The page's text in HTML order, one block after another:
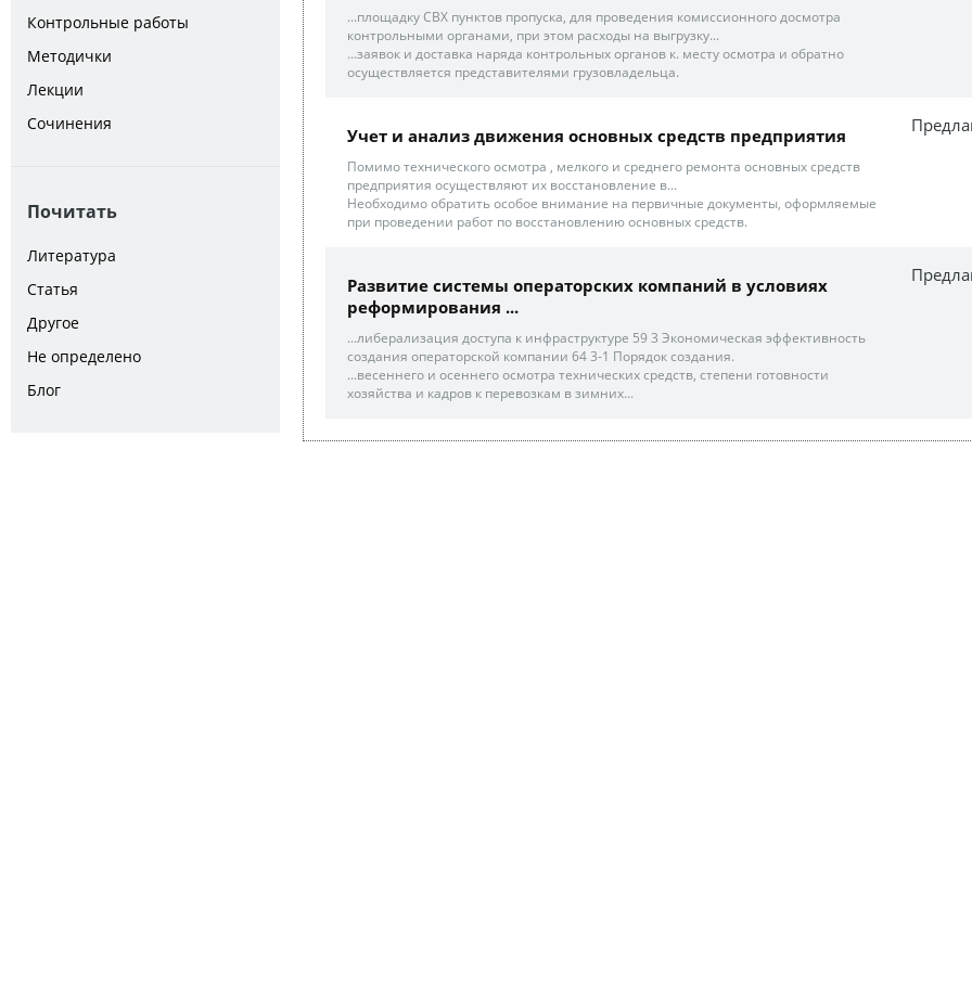
Контрольные работы
Методички
Лекции
Сочинения
Почитать
Литература
Статья
Другое
Не определено
Блог
...площадку СВХ пунктов пропуска, для проведения комиссионного досмотра
контрольными органами, при этом расходы на выгрузку...
...заявок и доставка наряда контрольных органов к. месту осмотра и обратно
осуществляется представителями грузовладельца.
Учет и анализ движения основных средств предприятия
Помимо технического осмотра , мелкого и среднего ремонта основных средств
предприятия осуществляют их восстановление в...
Необходимо обратить особое внимание на первичные документы, оформляемые
при проведении работ по восстановлению основных средств.
Развитие системы операторских компаний в условиях
реформирования ...
...либерализация доступа к инфраструктуре 59 3 Экономическая эффективность
создания операторской компании 64 3-1 Порядок создания.
...весеннего и осеннего осмотра технических средств, степени готовности
хозяйства и кадров к перевозкам в зимних...